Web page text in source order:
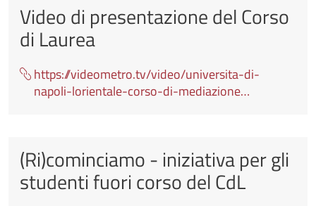
Video di presentazione del Corso
di Laurea
https://videometro.tv/video/universita-di-
napoli-lorientale-corso-di-mediazione…
(Ri)cominciamo - iniziativa per gli
studenti fuori corso del CdL